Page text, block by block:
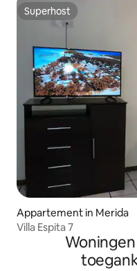
Superhost
Superhost
Appartement in Merida
Villa Espita 7